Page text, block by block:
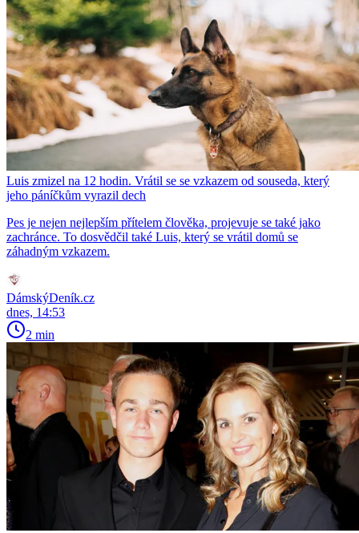
Luis zmizel na 12 hodin. Vrátil se se vzkazem od souseda, který
jeho páníčkům vyrazil dech
Pes je nejen nejlepším přítelem člověka, projevuje se také jako
zachránce. To dosvědčil také Luis, který se vrátil domů se
záhadným vzkazem.
DámskýDeník.cz
dnes, 14:53
2 min